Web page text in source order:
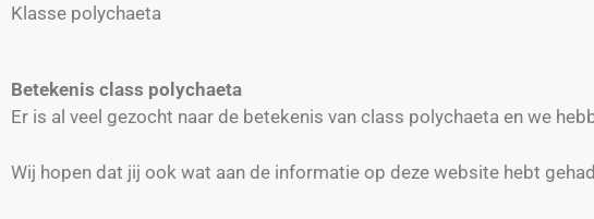
Klasse polychaeta
Betekenis class polychaeta
Er is al veel gezocht naar de betekenis van class polychaeta en we
Wij hopen dat jij ook wat aan de informatie op deze website hebt